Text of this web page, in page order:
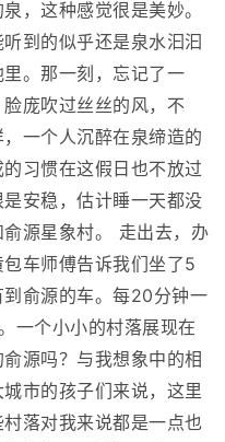
，这种感觉很是美妙。
到的似乎还是泉水汩汩
。那一刻，忘记了一
庞吹过丝丝的风，不
一个人沉醉在泉缔造的
习惯在这假日也不放过
安稳，估计睡一天都没
源星象村。 走出去，办
车师傅告诉我们坐了5
俞源的车。每20分钟一
一个小小的村落展现在
源吗？与我想象中的相
市的孩子们来说，这里
落对我来说都是一点也